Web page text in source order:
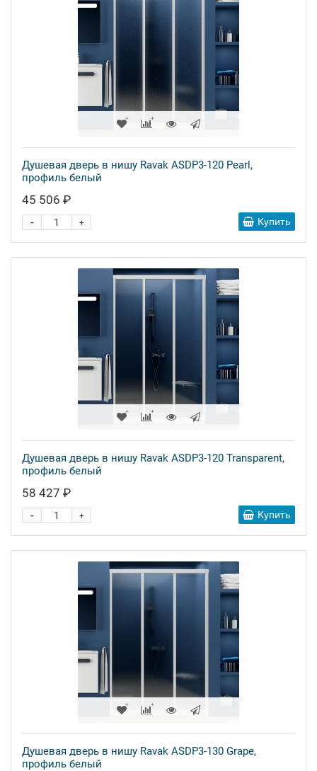
Душевая дверь в нишу Ravak ASDP3-120 Pearl,
профиль белый
45 506 ₽
+
- Купить
Душевая дверь в нишу Ravak ASDP3-120 Transparent,
профиль белый
58 427 ₽
+
- Купить
Душевая дверь в нишу Ravak ASDP3-130 Grape,
профиль белый